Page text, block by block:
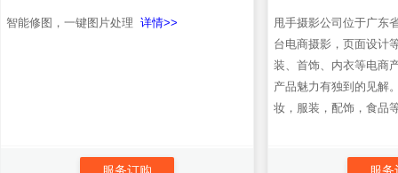
智能修图，一键图片处理 详情>>
甩手摄影公司位于广东
台电商摄影，页面设计
装、首饰、内衣等电商
产品魅力有独到的见解
妆，服装，配饰，食